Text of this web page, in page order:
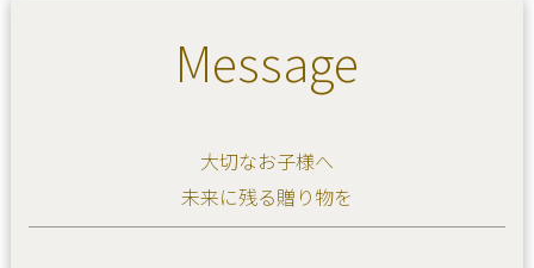
Message
大切なお子様へ
未来に残る贈り物を